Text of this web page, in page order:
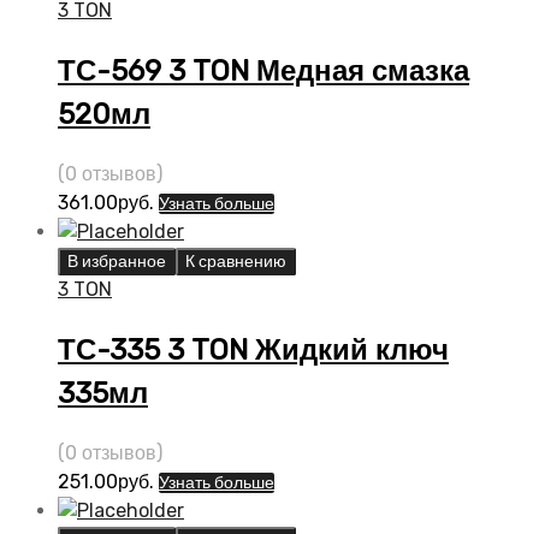
3 TON
ТС-569 3 TON Медная смазка
520мл
(0 отзывов)
361.00руб. Узнать больше
В избранное К сравнению
3 TON
ТС-335 3 TON Жидкий ключ
335мл
(0 отзывов)
251.00руб. Узнать больше